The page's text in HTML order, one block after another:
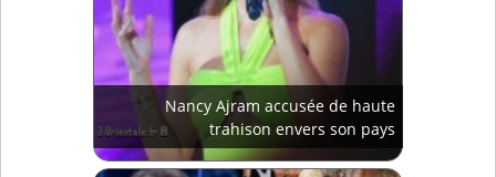
Nancy Ajram accusée de haute
trahison envers son pays